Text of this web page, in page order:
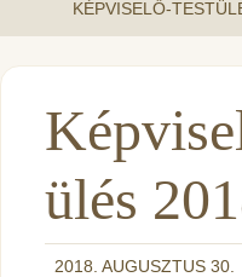
KÉPVISELŐ-
ülés
2018. AUGUSZTUS 30.